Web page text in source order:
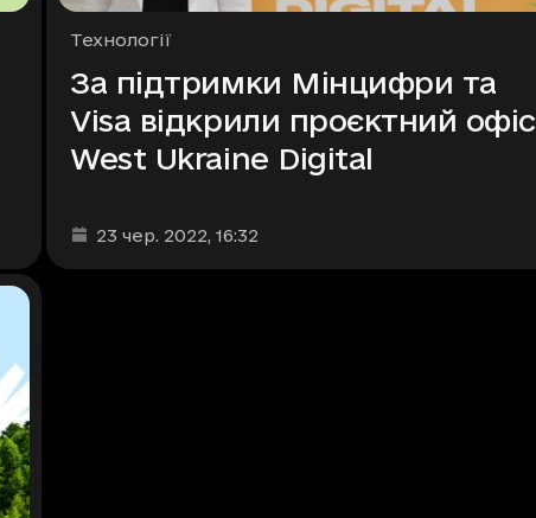
Рубрики
Технології
За підтримки Мінцифри та
Visa відкрили проєктний офіс
West Ukraine Digital
Дата та час публікації
23 чер. 2022, 16:32